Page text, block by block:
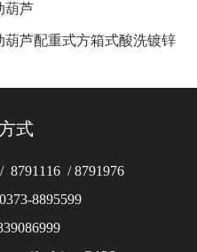
葫芦
芦配重式方箱式酸洗镀锌
式
/8791116 /8791976
0373-8895599